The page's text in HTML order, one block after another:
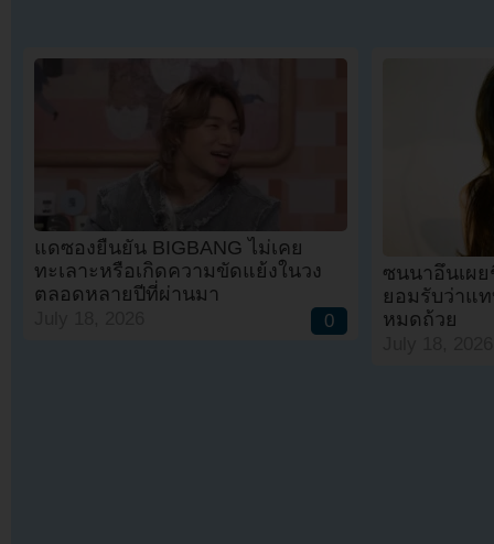
แดซองยืนยัน BIGBANG ไม่เคย
ทะเลาะหรือเกิดความขัดแย้งในวง
ตลอดหลายปีที่ผ่านมา
0
ซนนาอึนเผ
ยอมรับว่าแ
หมดถ้วย